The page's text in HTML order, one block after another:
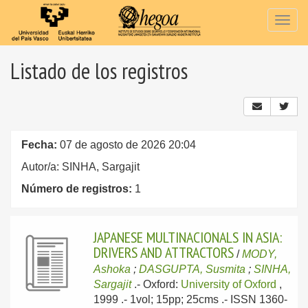
Listado de los registros
Fecha: 07 de agosto de 2026 20:04
Autor/a: SINHA, Sargajit
Número de registros: 1
JAPANESE MULTINACIONALS IN ASIA:
DRIVERS AND ATTRACTORS /MODY,
Ashoka ; DASGUPTA, Susmita ; SINHA,
Sargajit .- Oxford: University of Oxford ,
1999 .- 1vol; 15pp; 25cms .- ISSN 1360-